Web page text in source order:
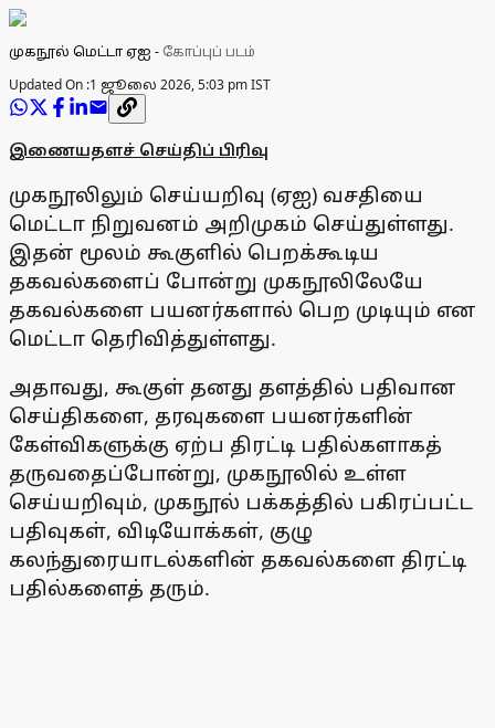
முகநூல் மெட்டா ஏஐ - கோப்புப் படம்
Updated On :1 ஜூலை 2026, 5:03 pm IST
இணையதளச் செய்திப் பிரிவு
முகநூலிலும் செய்யறிவு (ஏஐ) வசதியை
மெட்டா நிறுவனம் அறிமுகம் செய்துள்ளது.
இதன் மூலம் கூகுளில் பெறக்கூடிய
தகவல்களைப் போன்று முகநூலிலேயே
தகவல்களை பயனர்களால் பெற முடியும் என
மெட்டா தெரிவித்துள்ளது.
அதாவது, கூகுள் தனது தளத்தில் பதிவான
செய்திகளை, தரவுகளை பயனர்களின்
கேள்விகளுக்கு ஏற்ப திரட்டி பதில்களாகத்
தருவதைப்போன்று, முகநூலில் உள்ள
செய்யறிவும், முகநூல் பக்கத்தில் பகிரப்பட்ட
பதிவுகள், விடியோக்கள், குழு
கலந்துரையாடல்களின் தகவல்களை திரட்டி
பதில்களைத் தரும்.